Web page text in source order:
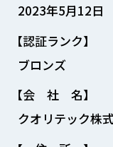
2023年5月12日
【認証ランク】
ブロンズ
【会 社 名】
クオリテック株